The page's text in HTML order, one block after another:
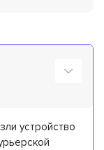
устройство